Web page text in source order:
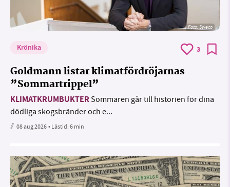
Foto: Sweco
Krönika 3
Goldmann listar klimatfördröjarnas
”Sommartrippel”
KLIMATKRUMBUKTERSommaren går till historien för dina
dödliga skogsbränder och e...
08 aug 2026• Lästid:6 min